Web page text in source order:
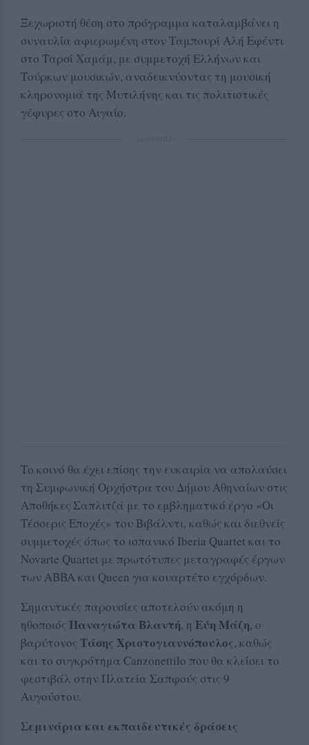
Ξεχωριστή θέση στο πρόγραμμα καταλαμβάνει η
συναυλία αφιερωμένη στον Ταμπουρί Αλή Εφέντι
στο Ταρσί Χαμάμ, με συμμετοχή Ελλήνων και
Τούρκων μουσικών, αναδεικνύοντας τη μουσική
κληρονομιά της Μυτιλήνης και τις πολιτιστικές
γέφυρες στο Αιγαίο.
Το κοινό θα έχει επίσης την ευκαιρία να απολαύσει
τη Συμφωνική Ορχήστρα του Δήμου Αθηναίων στις
Αποθήκες Σαπλιτζά με το εμβληματικό έργο «Οι
Τέσσερις Εποχές» του Βιβάλντι, καθώς και διεθνείς
συμμετοχές όπως το ισπανικό Iberia Quartet και το
Novarte Quartet με πρωτότυπες μεταγραφές έργων
των ABBA και Queen για κουαρτέτο εγχόρδων.
Σημαντικές παρουσίες αποτελούν ακόμη η
ηθοποιός Παναγιώτα Βλαντή, η Εύη Μάζη, ο
βαρύτονος Τάσης Χριστογιαννόπουλος, καθώς
και το συγκρότημα Canzonettilo που θα κλείσει το
φεστιβάλ στην Πλατεία Σαπφούς στις 9
Αυγούστου.
Σεμινάρια και εκπαιδευτικές δράσεις